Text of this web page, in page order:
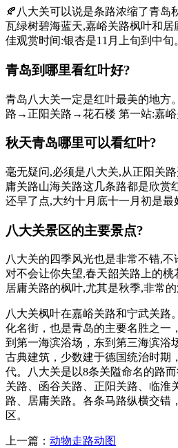
🍂八大关可以说是条路浓缩了青岛
瓦绿树碧海蓝天,嘉峪关路枫叶和
佳观赏时间:银杏是11月上旬到中旬
青岛到哪里看红叶好?
青岛八大关一定是红叶最美的地方
路→正阳关路→花石楼 第一站:嘉峪
秋天青岛哪里可以看红叶?
毫无疑问,必须是八大关,从正阳关
庸关路山海关路这几条路都是欣赏
还早了点,大约十月底十一月初是最
八大关景区的主要景点?
八大关的四季风光也是非常不错,
对不会让你失望,春天韶关路上的
居庸关路的枫叶,尤其是秋季,非常的
八大关枫叶在嘉峪关路和宁武关路
化名街，也是青岛的主要名胜之一
到第一海滨浴场，东到第三海滨浴
古典建筑，少数建于德国统治时期
代。八大关是以8条关隘命名的路
关路、函谷关路、正阳关路、临淮
路、居庸关路。各条马路纵横交错
区。
上一篇： 动物走路动图